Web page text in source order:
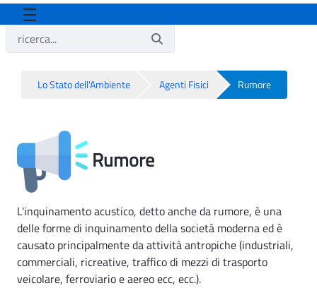
Lo Stato dell'Ambiente Agenti Fisici Rumore
Rumore - Rsa
Rumore
L'inquinamento acustico, detto anche da rumore, è una
delle forme di inquinamento della società moderna ed è
causato principalmente da attività antropiche (industriali,
commerciali, ricreative, traffico di mezzi di trasporto
veicolare, ferroviario e aereo ecc, ecc.).